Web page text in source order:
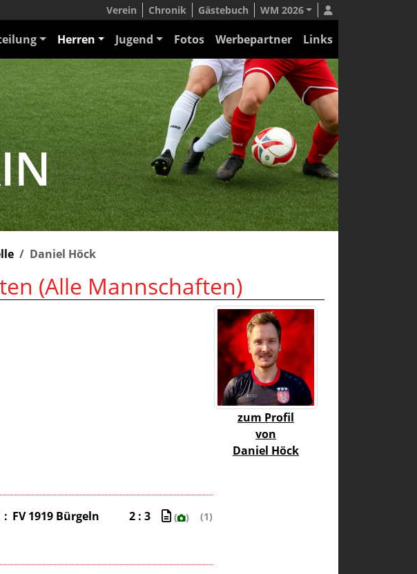
Verein Chronik Gästebuch WM 2026
Herren Jugend Fotos Werbepartner Links
Daniel Höck
(Alle Mannschaften)
zum Profil
von
Daniel Höck
: FV 1919 Bürgeln 2 : 3 ( ) (1)